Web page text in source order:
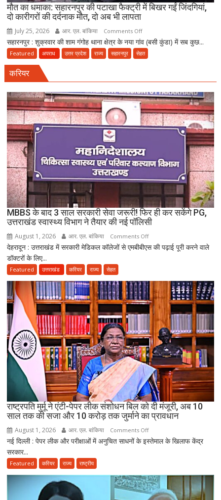
FIR
मौत का धमाका: सहारनपुर की पटाखा फैक्ट्री में बिखर गईं जिंदगियां,
दो कारीगरों की दर्दनाक मौत, दो अब भी लापता
July 25, 2026 आर. एल. बांकिया Comments Offon
मौत
का
की
पटाखा
फैक्ट्री
में
बिखर
जिंदगियां,
दो
की
दर्दनाक
मौत,
दो
अब
भी
लापता
सहारनपुर : शुक्रवार की शाम गंगोह थाना क्षेत्र के नया गांव (बसी कुंडा) में सब कुछ...
Featured अपराध उत्तर प्रदेश राज्य सहारनपुर सेहत
करियर
MBBS के बाद 3 साल सरकारी सेवा जरूरी! फिर ही कर सकेंगे PG,
उत्तराखंड स्वास्थ्य विभाग ने तैयार की नई पॉलिसी
August 1, 2026 आर. एल. बांकिया Comments Offon
MBBS
3
साल
सरकारी
सेवा
जरूरी!
फिर
ही
कर
सकेंगे
PG,
उत्तराखंड
स्वास्थ्य
विभाग
ने
तैयार
की
देहरादून : उत्तराखंड में सरकारी मेडिकल कॉलेजों से एमबीबीएस की पढ़ाई पूरी करने वाले
डॉक्टरों के लिए...
Featured उत्तराखंड करियर राज्य सेहत
राष्ट्रपति मुर्मू ने एंटी-पेपर लीक संशोधन बिल को दी मंजूरी, अब 10
साल तक की सजा और 10 करोड़ तक जुर्माने का प्रावधान
August 1, 2026 आर. एल. बांकिया Comments Offon
राष्ट्रपति
एंटी-
पेपर
लीक
नई दिल्ली : पेपर लीक और परीक्षाओं में अनुचित साधनों के इस्तेमाल के खिलाफ केंद्र
सरकार...
Featured करियर राज्य राष्ट्रीय